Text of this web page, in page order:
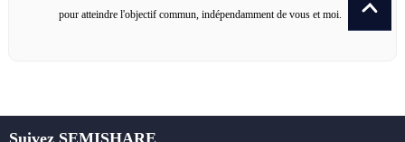
pour atteindre l'objectif commun, indépendamment de vous et moi.